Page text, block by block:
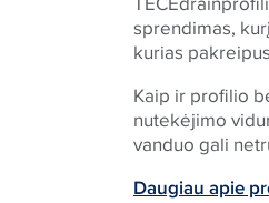
sprendimas,
kurias
Kaip ir profilio
nutekėjimo
vanduo gali
Daugiau apie